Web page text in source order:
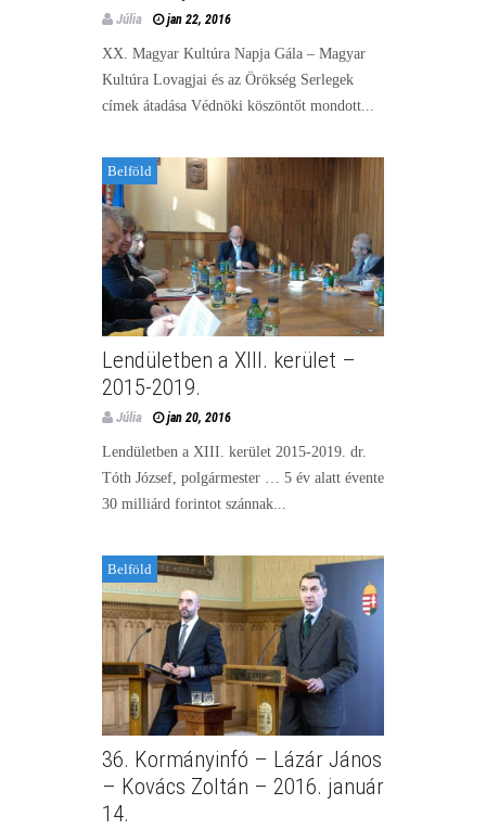
Júlia jan 22, 2016
XX. Magyar Kultúra Napja Gála – Magyar
Kultúra Lovagjai és az Örökség Serlegek
címek átadása Védnöki köszöntőt mondott...
Belföld
Lendületben a XIII. kerület –
2015-2019.
Júlia jan 20, 2016
Lendületben a XIII. kerület 2015-2019. dr.
Tóth József, polgármester … 5 év alatt évente
30 milliárd forintot szánnak...
Belföld
36. Kormányinfó – Lázár János
– Kovács Zoltán – 2016. január
14.